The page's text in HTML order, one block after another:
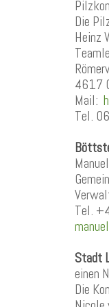
Die
Heinz
4617
Mail:
Tel.
Tel.
Stadt
einen
Die